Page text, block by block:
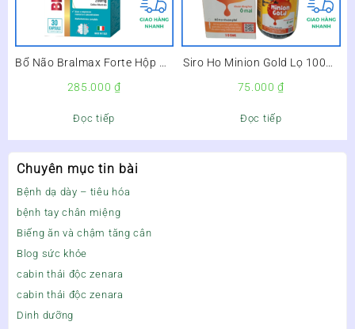
Chuyên mục tin bài
Bệnh dạ dày – tiêu hóa
bệnh tay chân miệng
Biếng ăn và chậm tăng cân
Blog sức khỏe
cabin thải độc zenara
cabin thải độc zenara
Dinh dưỡng
Bổ Não Bralmax Forte Hộp 30
285.000₫
Đọc tiếp
Siro Ho Minion Gold Lọ 100ml
75.000₫
Đọc tiếp